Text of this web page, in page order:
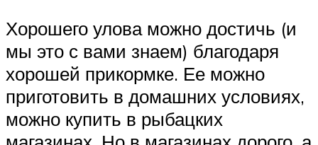
Хорошего улова можно достичь (и
мы это с вами знаем) благодаря
хорошей прикормке. Ее можно
приготовить в домашних условиях,
можно купить в рыбацких